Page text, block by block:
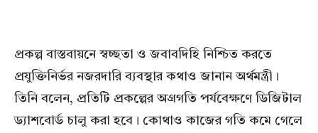
প্রকল্প বাস্তবায়নে স্বচ্ছতা ও জবাবদিহি নিশ্চিত করতে
প্রযুক্তিনির্ভর নজরদারি ব্যবস্থার কথাও জানান অর্থমন্ত্রী।
তিনি বলেন, প্রতিটি প্রকল্পের অগ্রগতি পর্যবেক্ষণে ডিজিটাল
ড্যাশবোর্ড চালু করা হবে। কোথাও কাজের গতি কমে গেলে